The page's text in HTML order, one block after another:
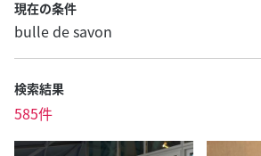
現在の条件
bulle de savon
検索結果
585件